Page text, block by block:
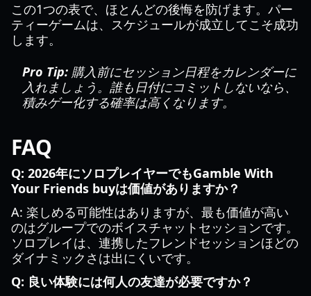
この1つの表で、ほとんどの後悔を防げます。パー
ティーゲームは、スケジュールが成立してこそ成功
します。
Pro Tip: 購入前にセッション日程をカレンダーに
入れましょう。誰も日付にコミットしないなら、
積みゲー化する確率は高くなります。
FAQ
Q: 2026年にソロプレイヤーでもGamble With
Your Friends buyは価値がありますか？
A: 楽しめる可能性はありますが、最も価値が高い
のはグループでのボイスチャットセッションです。
ソロプレイは、連携したフレンドセッションほどの
ダイナミックさは出にくいです。
Q: 良い体験には何人の友達が必要ですか？